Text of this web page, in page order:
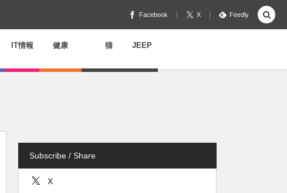
Facebook X Feedly
IT情報 健康 猫 JEEP
Subscribe / Share
X